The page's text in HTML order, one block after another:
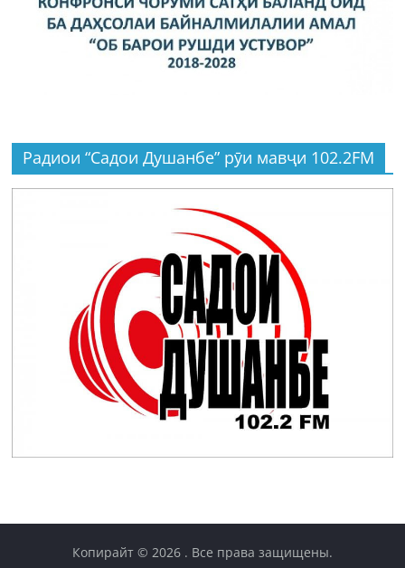
Радиои “Садои Душанбе” рӯи мавҷи 102.2FM
Копирайт © 2026 . Все права защищены.